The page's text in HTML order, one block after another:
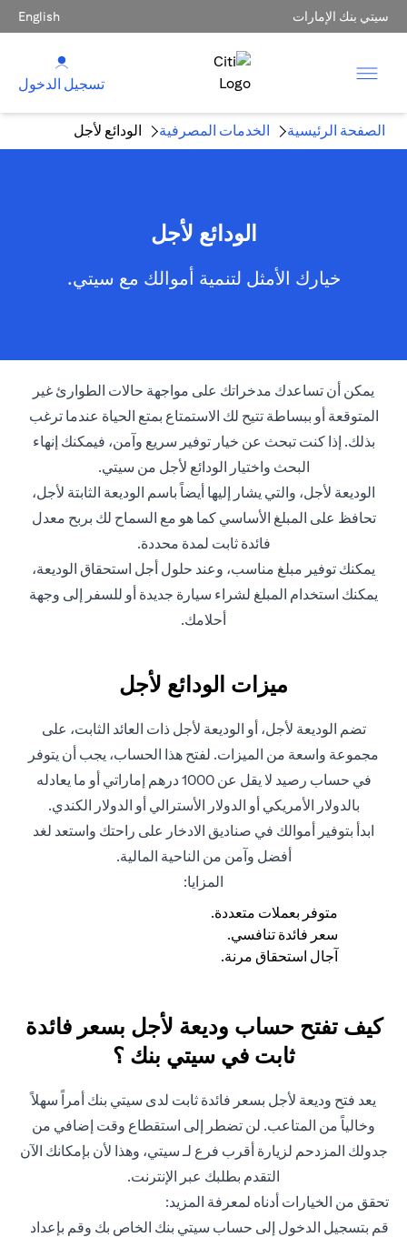
سيتي بنك الإمارات English
تسجيل الدخول
الصفحة الرئيسية الخدمات المصرفية الودائع لأجل
الودائع لأجل
خيارك الأمثل لتنمية أموالك مع سيتي.
يمكن أن تساعدك مدخراتك على مواجهة حالات الطوارئ غير
المتوقعة أو ببساطة تتيح لك الاستمتاع بمتع الحياة عندما ترغب
بذلك. إذا كنت تبحث عن خيار توفير سريع وآمن، فيمكنك إنهاء
البحث واختيار الودائع لأجل من سيتي.
الوديعة لأجل، والتي يشار إليها أيضاً باسم الوديعة الثابتة لأجل،
تحافظ على المبلغ الأساسي كما هو مع السماح لك بربح معدل
فائدة ثابت لمدة محددة.
يمكنك توفير مبلغ مناسب، وعند حلول أجل استحقاق الوديعة،
يمكنك استخدام المبلغ لشراء سيارة جديدة أو للسفر إلى وجهة
أحلامك.
ميزات الودائع لأجل
تضم الوديعة لأجل، أو الوديعة لأجل ذات العائد الثابت، على
مجموعة واسعة من الميزات. لفتح هذا الحساب، يجب أن يتوفر
في حساب رصيد لا يقل عن 1000 درهم إماراتي أو ما يعادله
بالدولار الأمريكي أو الدولار الأسترالي أو الدولار الكندي.
ابدأ بتوفير أموالك في صناديق الادخار على راحتك واستعد لغد
أفضل وآمن من الناحية المالية.
المزايا:
متوفر بعملات متعددة.
سعر فائدة تنافسي.
آجال استحقاق مرنة.
كيف تفتح حساب وديعة لأجل بسعر فائدة
ثابت في سيتي بنك ؟
يعد فتح وديعة لأجل بسعر فائدة ثابت لدى سيتي بنك أمراً سهلاً
وخالياً من المتاعب. لن تضطر إلى استقطاع وقت إضافي من
جدولك المزدحم لزيارة أقرب فرع لـ سيتي، وهذا لأن بإمكانك الآن
التقدم بطلبك عبر الإنترنت.
تحقق من الخيارات أدناه لمعرفة المزيد:
قم بتسجيل الدخول (opens in a new tab)إلى حساب سيتي بنك الخاص بك وقم بإعداد